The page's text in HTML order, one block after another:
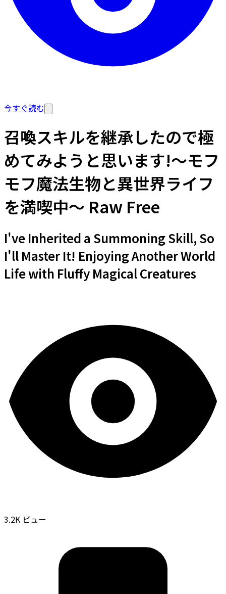
今すぐ読む
召喚スキルを継承したので極
めてみようと思います!〜モフ
モフ魔法生物と異世界ライフ
を満喫中〜 Raw Free
I've Inherited a Summoning Skill, So
I'll Master It! Enjoying Another World
Life with Fluffy Magical Creatures
3.2K ビュー